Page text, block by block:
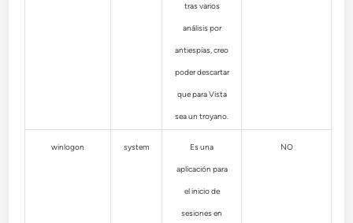
tras varios
análisis por
antiespías, creo
poder descartar
que para Vista
sea un troyano.
winlogon system Es una
aplicación para
el inicio de
sesiones en
NO